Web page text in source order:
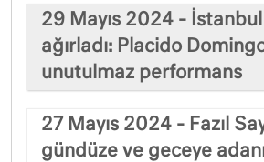
29 Mayıs 2024 -
ağırladı: Placido
unutulmaz performans
27 Mayıs 2024 - Fazıl
gündüze ve geceye